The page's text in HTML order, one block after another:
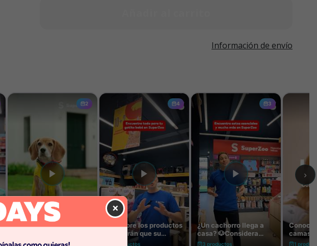
Información de envío
×